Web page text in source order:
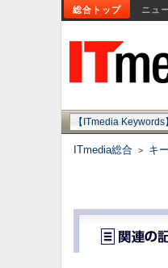
総合トップ ニュ
【ITmedia Keywords】
ITmedia総合 > キ